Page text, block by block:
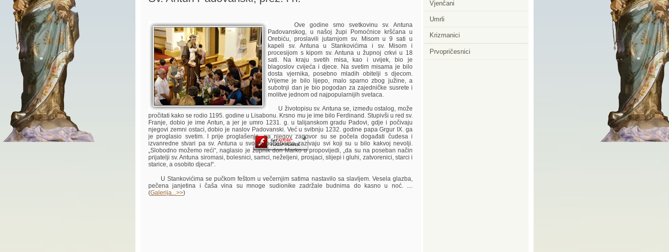
Player.
Vjenčani
Umrli
Krizmanici
Prvopričesnici
Ove godine smo svetkovinu sv. Antuna
Padovanskog, u našoj župi Pomoćnice kršćana u
Orebiću, proslavili jutarnjom sv. Misom u 9 sati u
kapeli sv. Antuna u Stankovićima i sv. Misom i
procesijom s kipom sv. Antuna u župnoj crkvi u 18
sati. Na kraju svetih misa, kao i uvijek, bio je
blagoslov cvijeća i djece. Na svetim misama je bilo
dosta vjernika, posebno mladih obitelji s djecom.
Vrijeme je bilo lijepo, malo sparno zbog južine, a
subotnji dan je bio pogodan za zajedničke susrete i
molitve jednom od najpopularnijih svetaca.
U životopisu sv. Antuna se, između ostalog, može
pročitati kako se rodio 1195. godine u Lisabonu. Krsno mu je ime bilo Ferdinand. Stupivši u red sv.
Franje, dobio je ime Antun, a jer je umro 1231. g. u talijanskom gradu Padovi, gdje i počivaju
njegovi zemni ostaci, dobio je naslov Padovanski. Već u svibnju 1232. godine papa Grgur IX. ga
je proglasio svetim. I prije proglašenja, na njegov zagovor su se počela događati čudesa i
izvanredne stvari pa sv. Antuna u svojim potrebama zazivaju svi koji su u bilo kakvoj nevolji.
„Slobodno možemo reći“, naglasio je župnik don Marko u propovijedi, „da su na poseban način
prijatelji sv. Antuna siromasi, bolesnici, samci, neželjeni, prosjaci, slijepi i gluhi, zatvorenici, starci i
starice, a osobito djeca!“.
U Stankovićima se pučkom feštom u večernjim satima nastavilo sa slavljem. Vesela glazba,
pečena janjetina i čaša vina su mnoge sudionike zadržale budnima do kasno u noć. ....
(Galerija...>>)